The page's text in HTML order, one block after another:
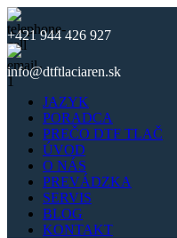
+421 944 426 927
info@dtftlaciaren.sk
JAZYK
PORADCA
PREČO DTF TLAČ
ÚVOD
O NÁS
PREVÁDZKA
SERVIS
BLOG
KONTAKT